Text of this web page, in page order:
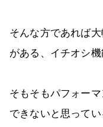
そんな方であれば
がある、イチオシ機
そもそもパフォー
できないと思って